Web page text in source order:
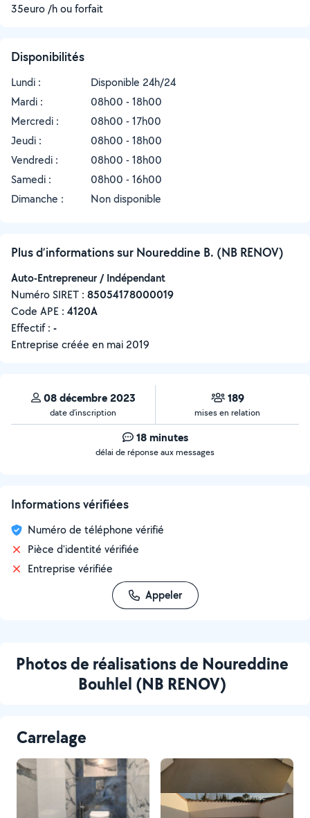
35euro /h ou forfait
Disponibilités
Lundi :
Disponible 24h/24
Mardi :
08h00 - 18h00
Mercredi :
08h00 - 17h00
Jeudi :
08h00 - 18h00
Vendredi :
08h00 - 18h00
Samedi :
08h00 - 16h00
Dimanche :
Non disponible
Plus d’informations sur Noureddine B. (NB RENOV)
Auto-Entrepreneur / Indépendant
Numéro SIRET : ‍85054178000019
Code APE : 4120A
Effectif : -
Entreprise créée en mai 2019
08 décembre 2023
date d’inscription
189
mises en relation
18 minutes
délai de réponse aux messages
Informations vérifiées
Numéro de téléphone vérifié
Pièce d'identité vérifiée
Entreprise vérifiée
Appeler
Photos de réalisations de Noureddine
Bouhlel (NB RENOV)
Carrelage